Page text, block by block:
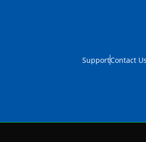
SupportContact Us